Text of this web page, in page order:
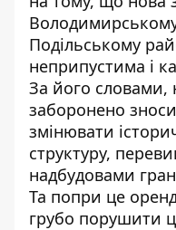
Подільському
неприпустима і
За його словами,
заборонено
змінювати
структуру,
надбудовами
Та попри це
грубо порушити